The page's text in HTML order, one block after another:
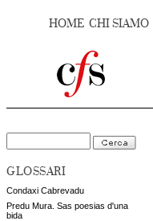
HOME CHI SIAMO
GLOSSARI
Condaxi Cabrevadu
Predu Mura. Sas poesias d'una
bida